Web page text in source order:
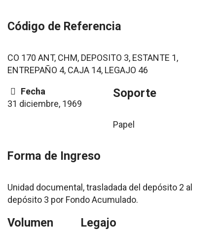
Código de Referencia
CO 170 ANT, CHM, DEPOSITO 3, ESTANTE 1,
ENTREPAÑO 4, CAJA 14, LEGAJO 46
Fecha
31 diciembre, 1969
Soporte
Papel
Forma de Ingreso
Unidad documental, trasladada del depósito 2 al
depósito 3 por Fondo Acumulado.
Volumen Legajo